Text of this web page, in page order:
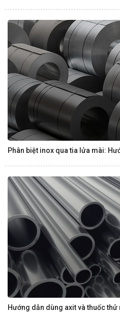
Phân biệt inox qua tia lửa mài:
Hướng dẫn dùng axit và thuốc